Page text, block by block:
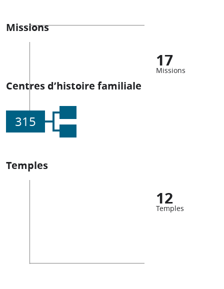
Missions
17
Missions
Centres d’histoire familiale
315
Temples
12
Temples